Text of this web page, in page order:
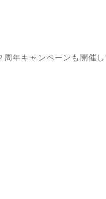
年キャンペーンも開催し